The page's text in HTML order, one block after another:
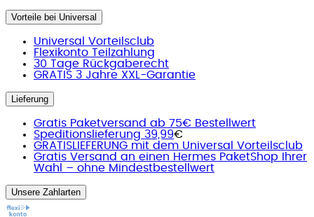
Vorteile bei Universal
Universal Vorteilsclub
Flexikonto Teilzahlung
30 Tage Rückgaberecht
GRATIS 3 Jahre XXL-Garantie
Lieferung
Gratis Paketversand ab 75€ Bestellwert
Speditionslieferung 39,99€
GRATISLIEFERUNG mit dem Universal Vorteilsclub
Gratis Versand an einen Hermes PaketShop Ihrer
Wahl – ohne Mindestbestellwert
Unsere Zahlarten